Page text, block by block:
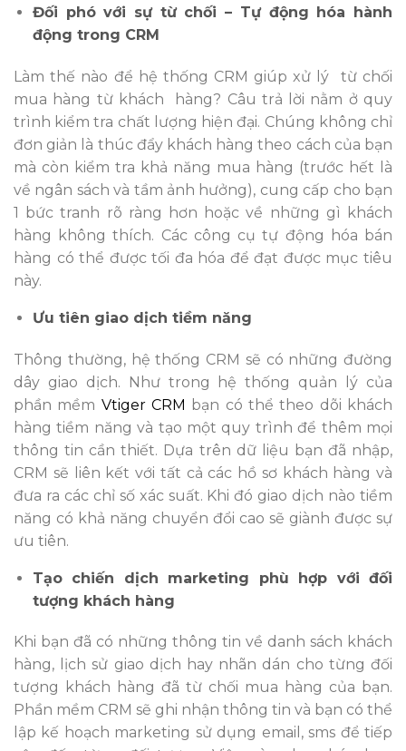
Đối phó với sự từ chối – Tự động hóa hành
động trong CRM
Làm thế nào để hệ thống CRM giúp xử lý từ chối
mua hàng từ khách hàng? Câu trả lời nằm ở quy
trình kiểm tra chất lượng hiện đại. Chúng không chỉ
đơn giản là thúc đẩy khách hàng theo cách của bạn
mà còn kiểm tra khả năng mua hàng (trước hết là
về ngân sách và tầm ảnh hưởng), cung cấp cho bạn
1 bức tranh rõ ràng hơn hoặc về những gì khách
hàng không thích. Các công cụ tự động hóa bán
hàng có thể được tối đa hóa để đạt được mục tiêu
này.
Ưu tiên giao dịch tiềm năng
Thông thường, hệ thống CRM sẽ có những đường
dây giao dịch. Như trong hệ thống quản lý của
phần mềm Vtiger CRM bạn có thể theo dõi khách
hàng tiềm năng và tạo một quy trình để thêm mọi
thông tin cần thiết. Dựa trên dữ liệu bạn đã nhập,
CRM sẽ liên kết với tất cả các hồ sơ khách hàng và
đưa ra các chỉ số xác suất. Khi đó giao dịch nào tiềm
năng có khả năng chuyển đổi cao sẽ giành được sự
ưu tiên.
Tạo chiến dịch marketing phù hợp với đối
tượng khách hàng
Khi bạn đã có những thông tin về danh sách khách
hàng, lịch sử giao dịch hay nhãn dán cho từng đối
tượng khách hàng đã từ chối mua hàng của bạn.
Phần mềm CRM sẽ ghi nhận thông tin và bạn có thể
lập kế hoạch marketing sử dụng email, sms để tiếp